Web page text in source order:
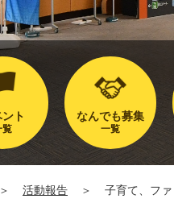
ト
覧
なんでも募集
一覧
＞ 活動報告 ＞ 子育て、フ